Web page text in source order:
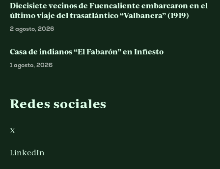
Diecisiete vecinos de Fuencaliente embarcaron en el
último viaje del trasatlántico “Valbanera” (1919)
2 agosto, 2026
Casa de indianos “El Fabarón” en Infiesto
1 agosto, 2026
Redes sociales
X
LinkedIn